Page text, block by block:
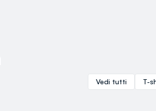
Vedi tutti T-